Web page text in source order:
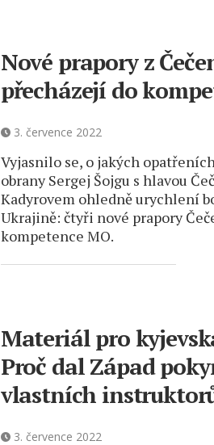
Nové prapory z
přecházejí do
3. července 2022
Vyjasnilo se, o jakých
obrany Sergej Šojgu s hlavou
Kadyrovem ohledně urychlení
Ukrajině: čtyři nové prapory
kompetence MO.
Materiál pro
Proč dal Západ
vlastních
3. července 2022